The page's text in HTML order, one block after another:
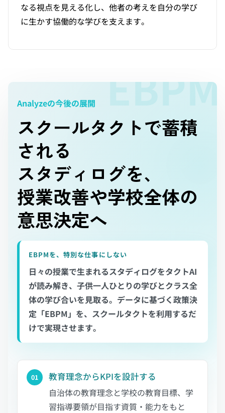
なる視点を見える化し、他者の考えを自分の学び
に生かす協働的な学びを支えます。
Analyzeの今後の展開
スクールタクトで蓄積
される
スタディログを、
授業改善や学校全体の
意思決定へ
EBPMを、特別な仕事にしない
日々の授業で生まれるスタディログをタクトAI
が読み解き、子供一人ひとりの学びとクラス全
体の学び合いを見取る。データに基づく政策決
定「EBPM」を、スクールタクトを利用するだ
けで実現させます。
01
教育理念からKPIを設計する
自治体の教育理念と学校の教育目標、学
習指導要領が目指す資質・能力をもと